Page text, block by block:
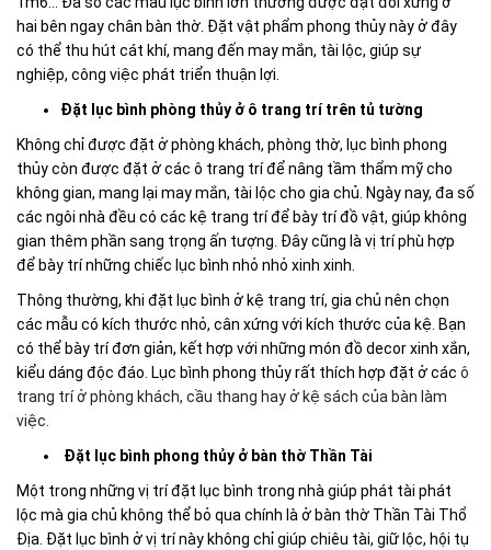
hai bên ngay chân bàn thờ. Đặt vật phẩm phong thủy này ở đây
có thể thu hút cát khí, mang đến may mắn, tài lộc, giúp sự
nghiệp, công việc phát triển thuận lợi.
Đặt lục bình phòng thủy ở ô trang trí trên tủ tường
Không chỉ được đặt ở phòng khách, phòng thờ, lục bình phong
thủy còn được đặt ở các ô trang trí để nâng tầm thẩm mỹ cho
không gian, mang lại may mắn, tài lộc cho gia chủ. Ngày nay, đa số
các ngôi nhà đều có các kệ trang trí để bày trí đồ vật, giúp không
gian thêm phần sang trọng ấn tượng. Đây cũng là vị trí phù hợp
để bày trí những chiếc lục bình nhỏ nhỏ xinh xinh.
Thông thường, khi đặt lục bình ở kệ trang trí, gia chủ nên chọn
các mẫu có kích thước nhỏ, cân xứng với kích thước của kệ. Bạn
có thể bày trí đơn giản, kết hợp với những món đồ decor xinh xắn,
kiểu dáng độc đáo. Lục bình phong thủy rất thích hợp đặt ở các ô
trang trí ở phòng khách, cầu thang hay ở kệ sách của bàn làm
việc.
Đặt lục bình phong thủy ở bàn thờ Thần Tài
Một trong những vị trí đặt lục bình trong nhà giúp phát tài phát
lộc mà gia chủ không thể bỏ qua chính là ở bàn thờ Thần Tài Thổ
Địa. Đặt lục bình ở vị trí này không chỉ giúp chiêu tài, giữ lộc, hội tụ